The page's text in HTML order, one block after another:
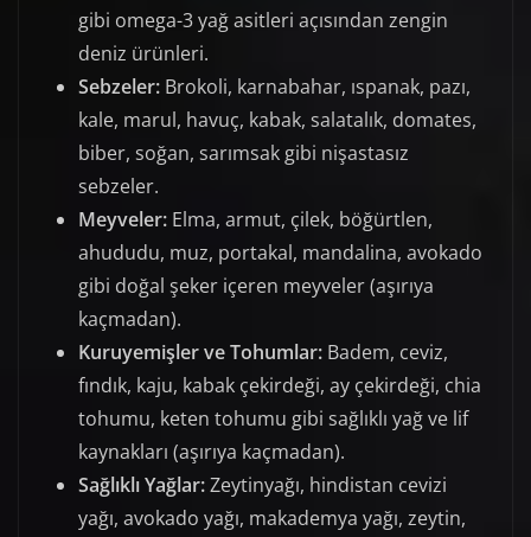
gibi omega-3 yağ asitleri açısından zengin
deniz ürünleri.
Sebzeler: Brokoli, karnabahar, ıspanak, pazı,
kale, marul, havuç, kabak, salatalık, domates,
biber, soğan, sarımsak gibi nişastasız
sebzeler.
Meyveler: Elma, armut, çilek, böğürtlen,
ahududu, muz, portakal, mandalina, avokado
gibi doğal şeker içeren meyveler (aşırıya
kaçmadan).
Kuruyemişler ve Tohumlar: Badem, ceviz,
fındık, kaju, kabak çekirdeği, ay çekirdeği, chia
tohumu, keten tohumu gibi sağlıklı yağ ve lif
kaynakları (aşırıya kaçmadan).
Sağlıklı Yağlar:Zeytinyağı, hindistan cevizi
yağı, avokado yağı, makademya yağı, zeytin,